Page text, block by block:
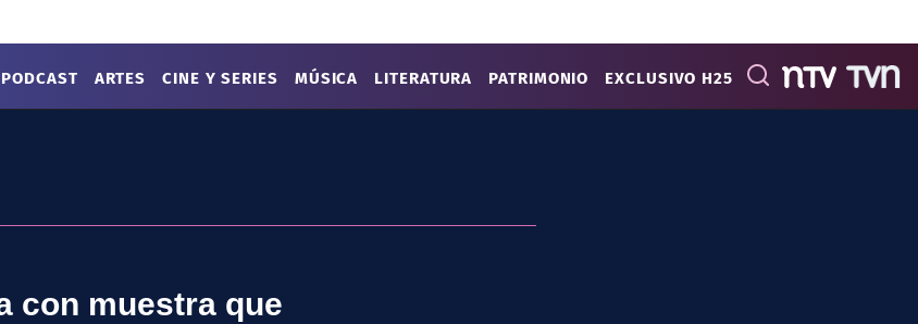
PODCAST ARTES CINE Y SERIES MÚSICA LITERATURA PATRIMONIO EXCLUSIVO H25
con muestra que